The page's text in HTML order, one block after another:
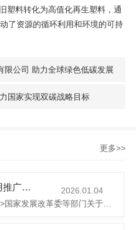
塑料转化为高值化再生塑料，通
了资源的循环利用和环境的可持
限公司 助力全球绿色低碳发展
国家实现双碳战略目标
更多>>
关于印发《再生材料应用推广行动方案》的通知(发改环资〔2025〕1681号)
2026.01.04